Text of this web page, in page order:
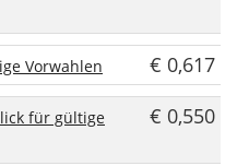
Vorwahlen
€ 0,617
für gültige
€ 0,550